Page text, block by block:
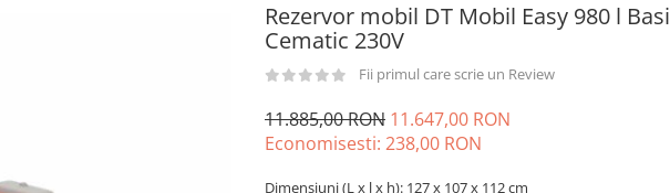
Rezervor mobil DT Mobil Easy 980 l
Cematic 230V
Fii primul care scrie un Review
11.885,00 RON 11.647,00 RON
Economisesti: 238,00 RON
Dimensiuni (L x l x h): 127 x 107 x 112 cm